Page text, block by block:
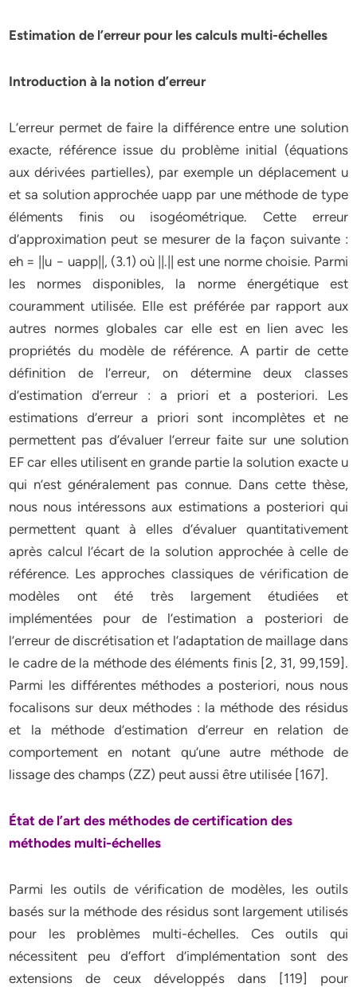
Estimation de l’erreur pour les calculs multi-échelles
Introduction à la notion d’erreur
L’erreur permet de faire la différence entre une solution
exacte, référence issue du problème initial (équations
aux dérivées partielles), par exemple un déplacement u
et sa solution approchée uapp par une méthode de type
éléments finis ou isogéométrique. Cette erreur
d’approximation peut se mesurer de la façon suivante :
eh = ||u − uapp||, (3.1) où ||.|| est une norme choisie. Parmi
les normes disponibles, la norme énergétique est
couramment utilisée. Elle est préférée par rapport aux
autres normes globales car elle est en lien avec les
propriétés du modèle de référence. A partir de cette
définition de l’erreur, on détermine deux classes
d’estimation d’erreur : a priori et a posteriori. Les
estimations d’erreur a priori sont incomplètes et ne
permettent pas d’évaluer l’erreur faite sur une solution
EF car elles utilisent en grande partie la solution exacte u
qui n’est généralement pas connue. Dans cette thèse,
nous nous intéressons aux estimations a posteriori qui
permettent quant à elles d’évaluer quantitativement
après calcul l’écart de la solution approchée à celle de
référence. Les approches classiques de vérification de
modèles ont été très largement étudiées et
implémentées pour de l’estimation a posteriori de
l’erreur de discrétisation et l’adaptation de maillage dans
le cadre de la méthode des éléments finis [2, 31, 99,159].
Parmi les différentes méthodes a posteriori, nous nous
focalisons sur deux méthodes : la méthode des résidus
et la méthode d’estimation d’erreur en relation de
comportement en notant qu’une autre méthode de
lissage des champs (ZZ) peut aussi être utilisée [167].
État de l’art des méthodes de certification des
méthodes multi-échelles
Parmi les outils de vérification de modèles, les outils
basés sur la méthode des résidus sont largement utilisés
pour les problèmes multi-échelles. Ces outils qui
nécessitent peu d’effort d’implémentation sont des
extensions de ceux développés dans [119] pour